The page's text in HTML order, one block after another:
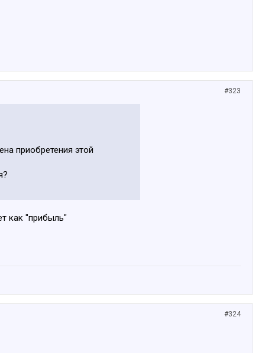
#323
приобретения этой
как "прибыль"
#324